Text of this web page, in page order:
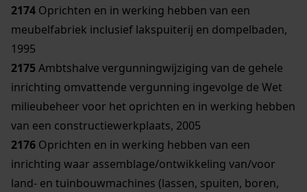
2174 Oprichten en in werking hebben van een
meubelfabriek inclusief lakspuiterij en dompelbaden,
1995
2175Ambtshalve vergunningwijziging van de gehele
inrichting omvattende vergunning ingevolge de Wet
milieubeheer voor het oprichten en in werking hebben
van een constructiewerkplaats, 2005
2176 Oprichten en in werking hebben van een
inrichting waar assemblage/ontwikkeling van/voor
land- en tuinbouwmachines (lassen, spuiten, boren,